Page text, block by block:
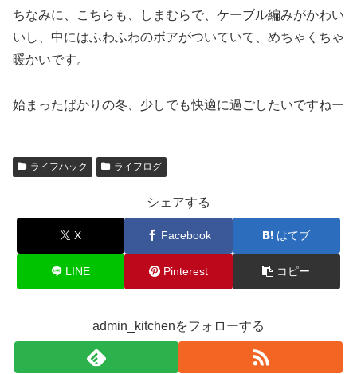
ちなみに、こちらも、しまむらで、ケーブル編みがかわい
いし、中にはふわふわのボアがついていて、めちゃくちゃ
暖かいです。
始まったばかりの冬、少しでも快適に過ごしたいですねー
ライフハック ライフログ
シェアする
X Facebook はてブ
LINE Pinterest コピー
admin_kitchenをフォローする